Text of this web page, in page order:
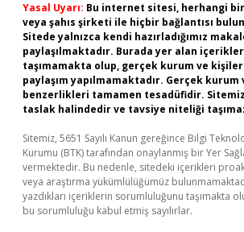
Yasal Uyarı: Bu internet sitesi, herhangi
veya şahıs şirketi ile hiçbir bağlantısı
Sitede yalnızca kendi hazırladığımız
paylaşılmaktadır. Burada yer alan
taşımamakta olup, gerçek kurum ve kişiler
paylaşım yapılmamaktadır. Gerçek
benzerlikleri tamamen tesadüfidir.
taslak halindedir ve tavsiye niteliği
Sitemiz, 5651 Sayılı Kanun gereğince Bilgi
Kurumu (BTK) tarafından onaylanmış bir Yer
vermektedir. Bu nedenle, sitedeki içerikleri
veya araştırma yükümlülüğümüz
yazdıkları içeriklerin sorumluluğunu taşımakta
bu sorumluluğu kabul etmiş sayılırlar.